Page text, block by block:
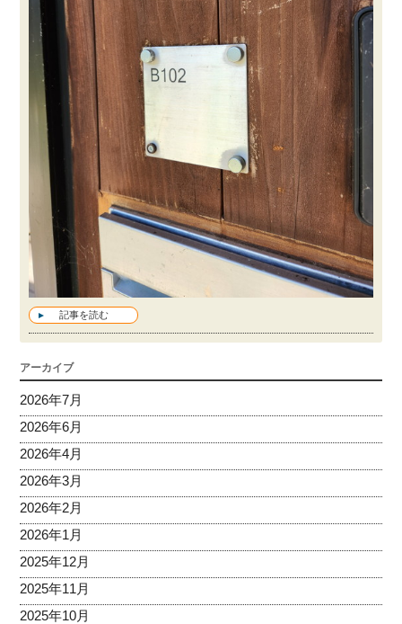
記事を読む
アーカイブ
2026年7月
2026年6月
2026年4月
2026年3月
2026年2月
2026年1月
2025年12月
2025年11月
2025年10月